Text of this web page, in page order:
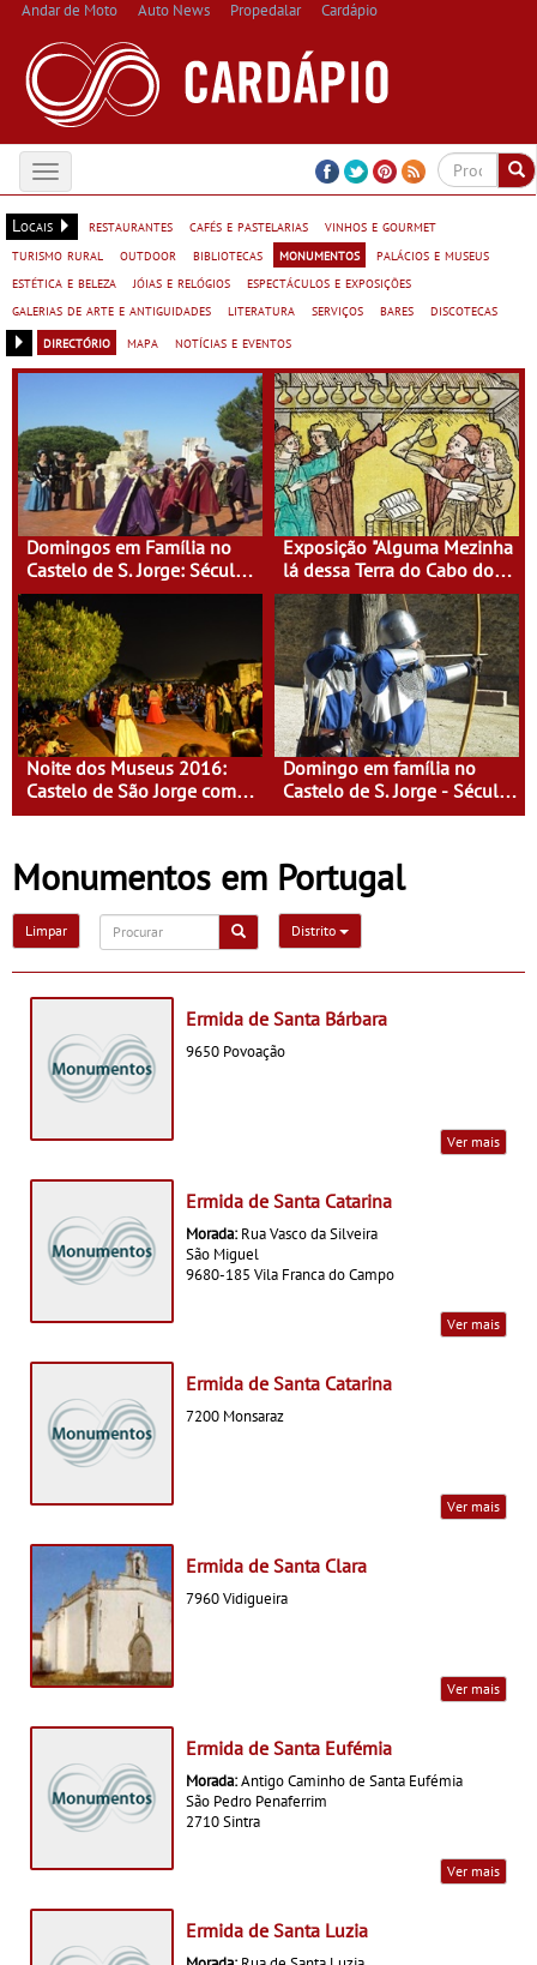
Andar de Moto Auto News Propedalar Cardápio
Toggle
navigation
Locais
restaurantes cafés e pastelarias
vinhos e gourmet
turismo rural
outdoor bibliotecas monumentos
palácios e museus
estética e beleza
jóias e relógios
espectáculos e exposições
galerias de arte e antiguidades
literatura serviços bares
discotecas
directório
mapa notícias e eventos
Domingos em Família no
Castelo de S. Jorge: Século
XVI - Tempo de Mulheres -
Mulheres do Seu tempo
Exposição "Alguma Mezinha
lá dessa Terra do Cabo do
Mundo"
Noite dos Museus 2016:
Castelo de São Jorge com
entrada gratuita
Domingo em família no
Castelo de S. Jorge - Século
XI - Lisboa Fora do Condado
Monumentos em Portugal
Limpar Distrito
Ermida de Santa Bárbara
9650 Povoação
Ver mais
Ermida de Santa Catarina
Morada: Rua Vasco da Silveira
São Miguel
9680-185 Vila Franca do Campo
Ver mais
Ermida de Santa Catarina
7200 Monsaraz
Ver mais
Ermida de Santa Clara
7960 Vidigueira
Ver mais
Ermida de Santa Eufémia
Morada:Antigo Caminho de Santa Eufémia
São Pedro Penaferrim
2710 Sintra
Ver mais
Ermida de Santa Luzia